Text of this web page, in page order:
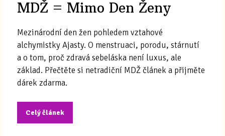
MDŽ = Mimo Den Ženy
Mezinárodní den žen pohledem vztahové
alchymistky Ajasty. O menstruaci, porodu, stárnutí
a o tom, proč zdravá sebeláska není luxus, ale
základ. Přečtěte si netradiční MDŽ článek a přijměte
dárek zdarma.
Celý článek